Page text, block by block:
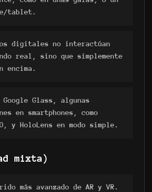
tablet.
digitales no interactúan
real, sino que simplemente
encima.
Google Glass, algunas
en smartphones, como
y HoloLens en modo simple.
mixta)
más avanzado de AR y VR.